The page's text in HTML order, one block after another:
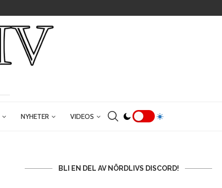
NYHETER VIDEOS
BLI EN DEL AV NÖRDLIVS DISCORD!